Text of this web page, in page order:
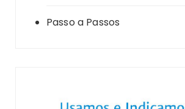
Passo a Passos